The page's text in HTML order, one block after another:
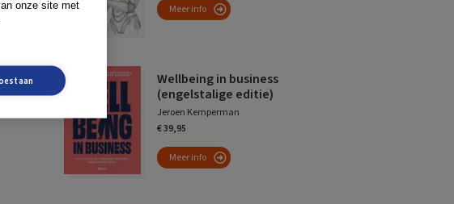
Meer info
Wellbeing in business
(engelstalige editie)
Jeroen Kemperman
€ 39,95
Meer info
onze site met